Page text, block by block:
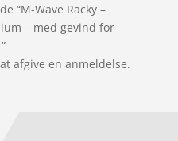
“M-Wave Racky –
– med gevind for
afgive en anmeldelse.